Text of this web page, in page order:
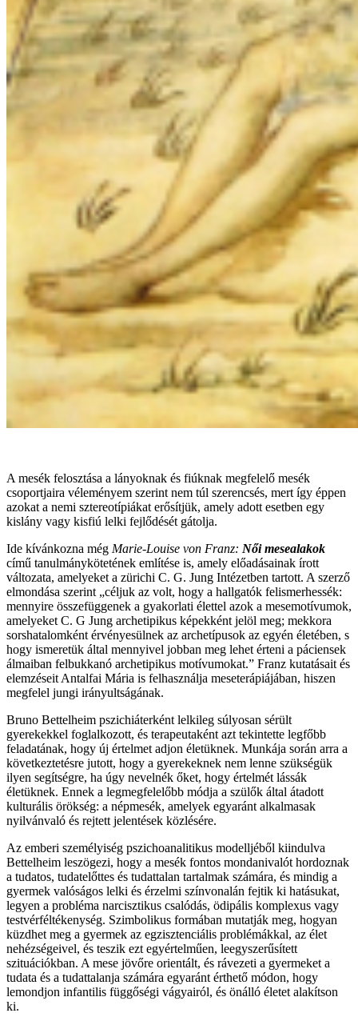
A mesék felosztása a lányoknak és fiúknak megfelelő mesék
csoportjaira véleményem szerint nem túl szerencsés, mert így éppen
azokat a nemi sztereotípiákat erősítjük, amely adott esetben egy
kislány vagy kisfiú lelki fejlődését gátolja.
Ide kívánkozna még Marie-Louise von Franz: Női mesealakok
című tanulmánykötetének említése is, amely előadásainak írott
változata, amelyeket a zürichi C. G. Jung Intézetben tartott. A szerző
elmondása szerint „céljuk az volt, hogy a hallgatók felismerhessék:
mennyire összefüggenek a gyakorlati élettel azok a mesemotívumok,
amelyeket C. G Jung archetipikus képekként jelöl meg; mekkora
sorshatalomként érvényesülnek az archetípusok az egyén életében, s
hogy ismeretük által mennyivel jobban meg lehet érteni a páciensek
álmaiban felbukkanó archetipikus motívumokat.” Franz kutatásait és
elemzéseit Antalfai Mária is felhasználja meseterápiájában, hiszen
megfelel jungi irányultságának.
Bruno Bettelheim pszichiáterként lelkileg súlyosan sérült
gyerekekkel foglalkozott, és terapeutaként azt tekintette legfőbb
feladatának, hogy új értelmet adjon életüknek. Munkája során arra a
következtetésre jutott, hogy a gyerekeknek nem lenne szükségük
ilyen segítségre, ha úgy nevelnék őket, hogy értelmét lássák
életüknek. Ennek a legmegfelelőbb módja a szülők által átadott
kulturális örökség: a népmesék, amelyek egyaránt alkalmasak
nyilvánvaló és rejtett jelentések közlésére.
Az emberi személyiség pszichoanalitikus modelljéből kiindulva
Bettelheim leszögezi, hogy a mesék fontos mondanivalót hordoznak
a tudatos, tudatelőttes és tudattalan tartalmak számára, és mindig a
gyermek valóságos lelki és érzelmi színvonalán fejtik ki hatásukat,
legyen a probléma narcisztikus csalódás, ödipális komplexus vagy
testvérféltékenység. Szimbolikus formában mutatják meg, hogyan
küzdhet meg a gyermek az egzisztenciális problémákkal, az élet
nehézségeivel, és teszik ezt egyértelműen, leegyszerűsített
szituációkban. A mese jövőre orientált, és rávezeti a gyermeket a
tudata és a tudattalanja számára egyaránt érthető módon, hogy
lemondjon infantilis függőségi vágyairól, és önálló életet alakítson
ki.